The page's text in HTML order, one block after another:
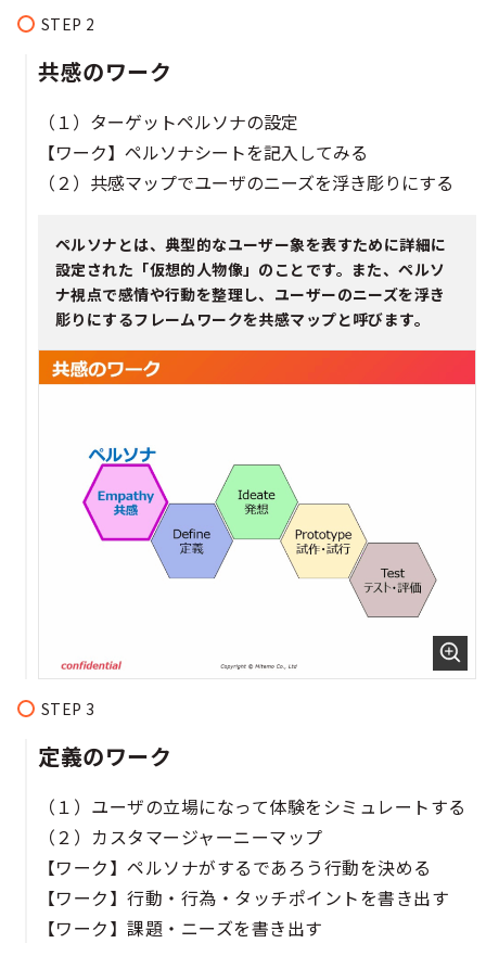
共感のワーク​​​​
（１）ターゲットペルソナの設定​​
【ワーク】ペルソナシートを記入してみる​​
（２）共感マップでユーザのニーズを浮き彫りにする​​​​
ペルソナとは、典型的なユーザー象を表すために詳細に
設定された「仮想的人物像」のことです。また、ペルソ
ナ視点で感情や行動を整理し、ユーザーのニーズを浮き
彫りにするフレームワークを共感マップと呼びます。
定義のワーク​​
（１）ユーザの立場になって体験をシミュレートする​​
（２）カスタマージャーニーマップ​​
【ワーク】ペルソナがするであろう行動を決める​​
【ワーク】行動・行為・タッチポイントを書き出す​​
【ワーク】課題・ニーズを書き出す​